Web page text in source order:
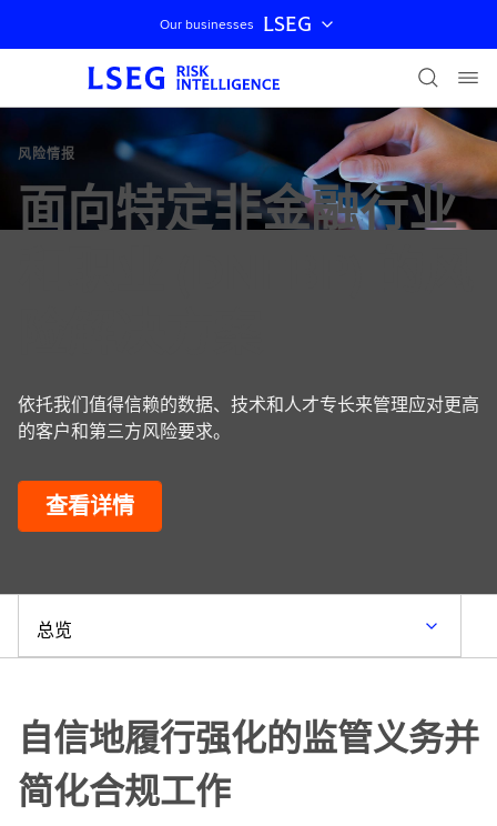
跳过导航
Our businesses LSEG
风险情报
面向特定非金融行业
依托我们值得信赖的数据、技术和人才专长来管理应对更高
的客户和第三方风险要求。
查看详情
总览
自信地履行强化的监管义务并
简化合规工作